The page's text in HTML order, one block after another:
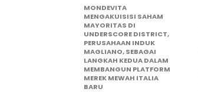
MONDEVITA
MENGAKUISISI SAHAM
MAYORITAS DI
UNDERSCORE DISTRICT,
PERUSAHAAN INDUK
MAGLIANO, SEBAGAI
LANGKAH KEDUA DALAM
MEMBANGUN PLATFORM
MEREK MEWAH ITALIA
BARU